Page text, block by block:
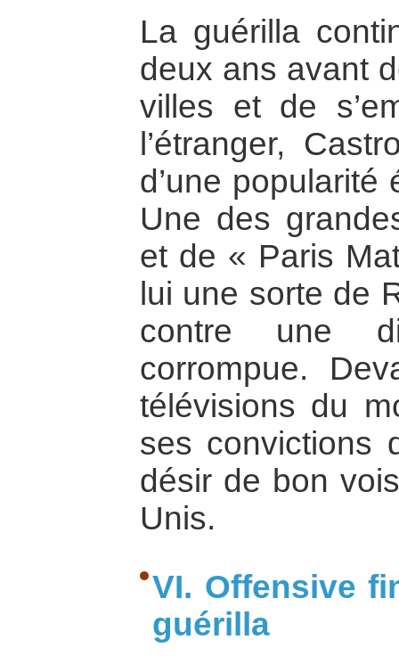
La guérilla
deux ans avant
villes et de
l’étranger,
d’une
Une des
et de « Paris
lui une sorte de
contre une
corrompue.
télévisions du
ses convictions
désir de bon
Unis.
VI. Offensive
guérilla